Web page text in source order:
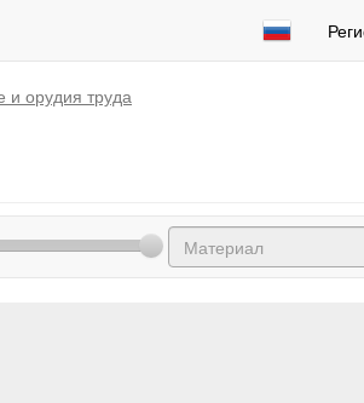
и орудия труда